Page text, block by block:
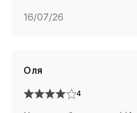
16/07/26
Оля
4